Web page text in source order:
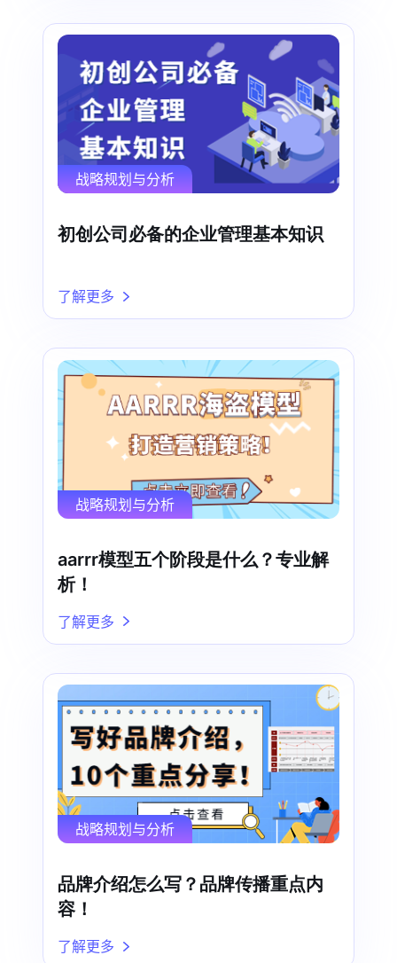
战略规划与分析
初创公司必备的企业管理基本知识
了解更多
战略规划与分析
aarrr模型五个阶段是什么？专业解
析！
了解更多
战略规划与分析
品牌介绍怎么写？品牌传播重点内
容！
了解更多